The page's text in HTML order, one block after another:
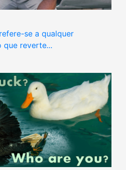
se a qualquer
que reverte...